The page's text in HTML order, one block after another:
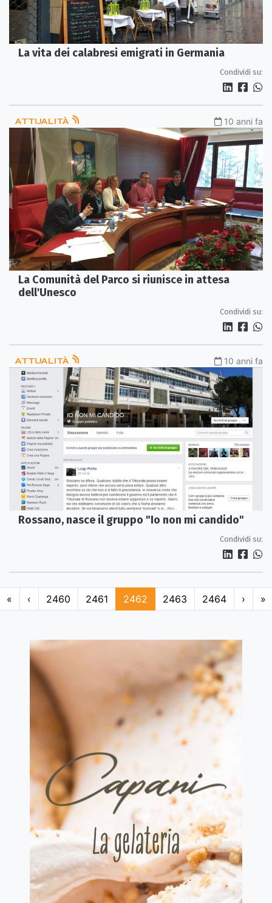
La vita dei calabresi emigrati in Germania
Condividi su:
ATTUALITÀ 10 anni fa
La Comunità del Parco si riunisce in attesa
dell'Unesco
Condividi su:
ATTUALITÀ 10 anni fa
Rossano, nasce il gruppo "Io non mi candido"
Condividi su:
« ‹ 2460 2461 2462 2463 2464 › »